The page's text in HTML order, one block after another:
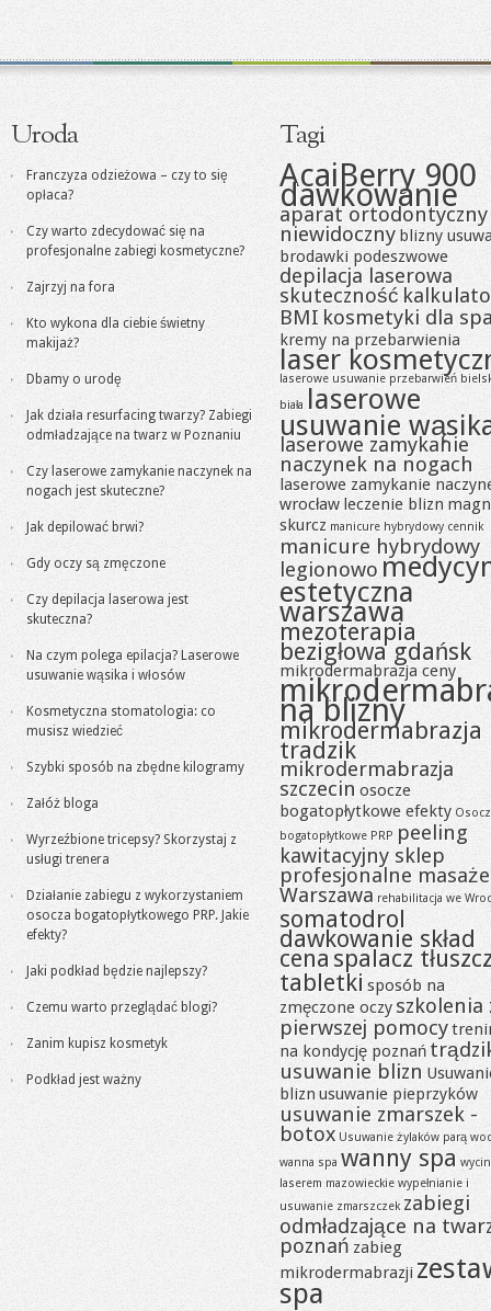
Uroda
Franczyza odzieżowa – czy to się
opłaca?
Czy warto zdecydować się na
profesjonalne zabiegi kosmetyczne?
Zajrzyj na fora
Kto wykona dla ciebie świetny
makijaż?
Dbamy o urodę
Jak działa resurfacing twarzy? Zabiegi
odmładzające na twarz w Poznaniu
Czy laserowe zamykanie naczynek na
nogach jest skuteczne?
Jak depilować brwi?
Gdy oczy są zmęczone
Czy depilacja laserowa jest
skuteczna?
Na czym polega epilacja? Laserowe
usuwanie wąsika i włosów
Kosmetyczna stomatologia: co
musisz wiedzieć
Szybki sposób na zbędne kilogramy
Załóż bloga
Wyrzeźbione tricepsy? Skorzystaj z
usługi trenera
Działanie zabiegu z wykorzystaniem
osocza bogatopłytkowego PRP. Jakie
efekty?
Jaki podkład będzie najlepszy?
Czemu warto przeglądać blogi?
Zanim kupisz kosmetyk
Podkład jest ważny
Tagi
AcaiBerry 900
dawkowanie
aparat ortodontyczny
niewidoczny blizny
brodawki podeszwowe
depilacja laserowa
skuteczność
BMI kosmetyki dla
kremy na przebarwienia
laser
laserowe usuwanie przebarwień
biała laserowe
usuwanie
laserowe zamykanie
naczynek na nogach
laserowe zamykanie
wrocław leczenie blizn
skurcz manicure hybrydowy cennik
manicure hybrydowy
legionowo
estetyczna
warszawa
mezoterapia
bezigłowa gdańsk
mikrodermabrazja ceny
na blizny
mikrodermabrazja
tradzik
mikrodermabrazja
szczecin osocze
bogatopłytkowe efekty
bogatopłytkowe PRP peeling
kawitacyjny sklep
profesjonalne masaże
Warszawa rehabilitacja we
somatodrol
dawkowanie skład
cena spalacz
tabletki sposób na
zmęczone oczy szkolenia
pierwszej pomocy
na kondycję poznań
usuwanie blizn
blizn usuwanie pieprzyków
usuwanie zmarszek -
botox Usuwanie żylaków parą
wanna spa wanny spa
laserem mazowieckie wypełnianie i
usuwanie zmarszczek zabiegi
odmładzające na
poznań zabieg
mikrodermabrazji
spa